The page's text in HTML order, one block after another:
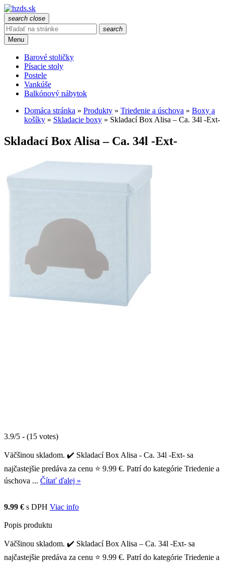
search close
search
Menu
Barové stoličky
Písacie stoly
Postele
Vankúše
Balkónový nábytok
Domáca stránka » Produkty » Triedenie a úschova » Boxy a
košíky » Skladacie boxy » Skladací Box Alisa – Ca. 34l -Ext-
Skladací Box Alisa – Ca. 34l -Ext-
3.9/5 - (15 votes)
Väčšinou skladom. ✔️ Skladací Box Alisa - Ca. 34l -Ext- sa
najčastejšie predáva za cenu ⭐ 9.99 €. Patrí do kategórie Triedenie a
úschova ... Čítať ďalej »
9.99 € s DPH Viac info
Popis produktu
Väčšinou skladom. ✔️ Skladací Box Alisa – Ca. 34l -Ext- sa
najčastejšie predáva za cenu ⭐ 9.99 €. Patrí do kategórie Triedenie a